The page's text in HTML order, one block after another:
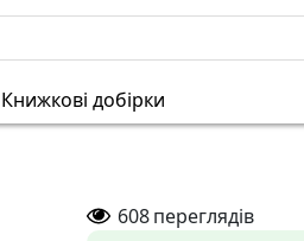
Книжкові добірки
608переглядів